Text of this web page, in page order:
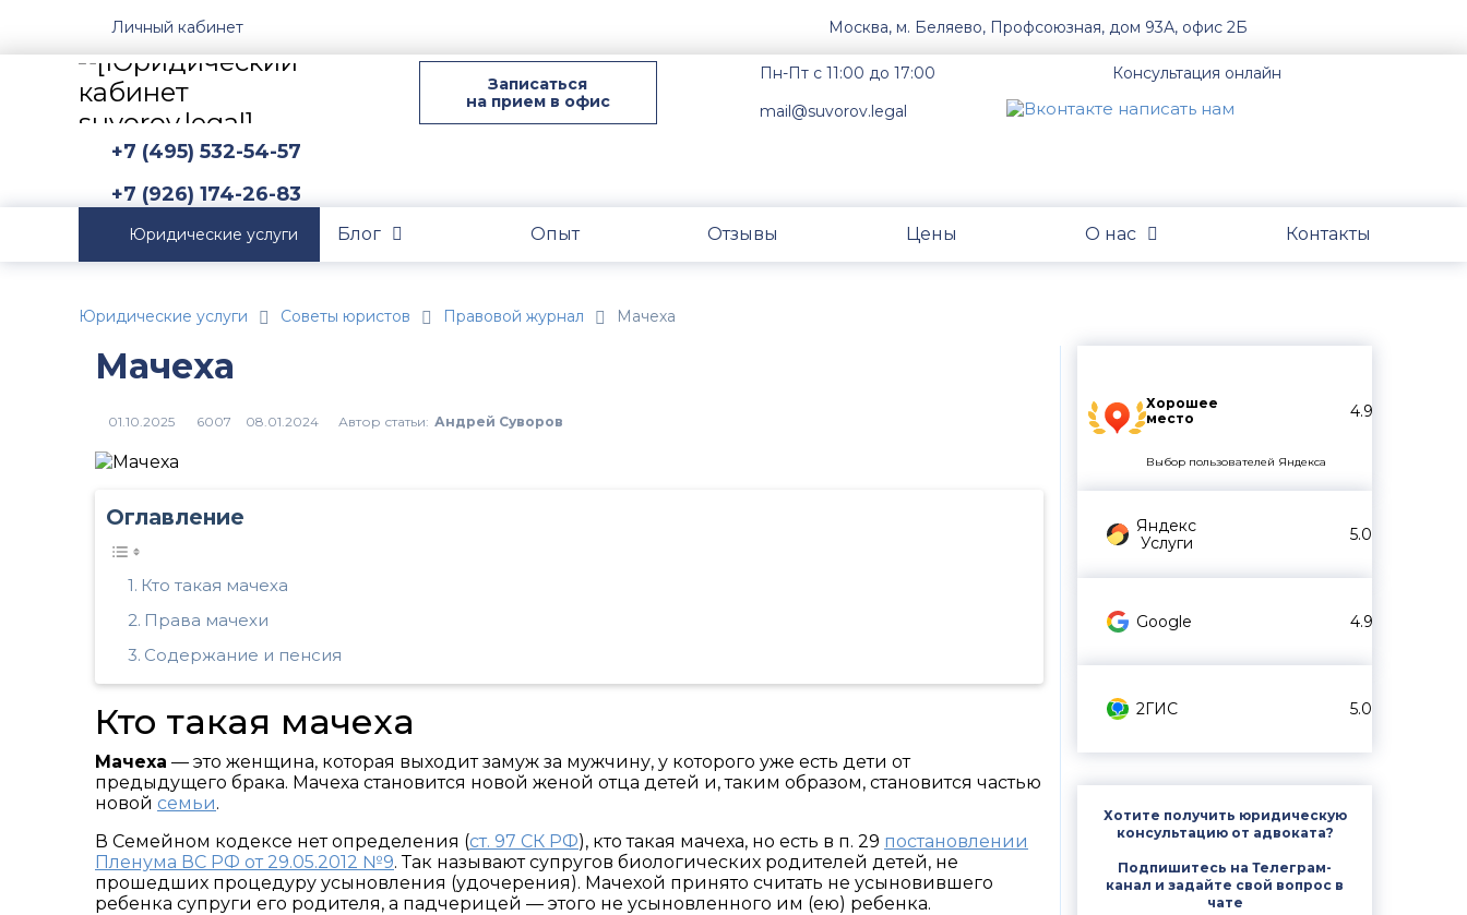
Личный кабинет Москва, м. Беляево, Профсоюзная, дом 93А, офис 2Б
Записаться
на прием в офис
Пн-Пт с 11:00 до 17:00
mail@suvorov.legal
Консультация онлайн
+7 (495) 532-54-57
+7 (926) 174-26-83
Юридические услуги Блог Опыт Отзывы Цены О нас Контакты
Юридические услуги Советы юристов Правовой журнал Мачеха
Хорошее
место
4.9
Выбор пользователей Яндекса
Яндекс
Услуги
5.0
Google 4.9
2ГИС 5.0
Хотите получить юридическую
консультацию от адвоката?
Подпишитесь на Телеграм-
канал и задайте свой вопрос в
чате
Мачеха
6007 Автор статьи: Андрей Суворов
Оглавление
Кто такая мачеха
Права мачехи
Содержание и пенсия
Кто такая мачеха
Мачеха — это женщина, которая выходит замуж за мужчину, у которого уже есть дети от
предыдущего брака. Мачеха становится новой женой отца детей и, таким образом, становится частью
новой семьи.
В Семейном кодексе нет определения (ст. 97 СК РФ), кто такая мачеха, но есть в п. 29 постановлении
Пленума ВС РФ от 29.05.2012 №9. Так называют супругов биологических родителей детей, не
прошедших процедуру усыновления (удочерения). Мачехой принято считать не усыновившего
ребенка супруги его родителя, а падчерицей — этого не усыновленного им (ею) ребенка.